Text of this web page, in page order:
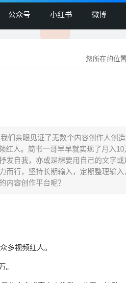
公众号 小红书 微博
您所在的位置
们亲眼见证了无数个内容创作人创
红人。简书一哥早早就实现了月入
发自我，亦或是想要用自己的文字
而行，坚持长期输入，定期整理输
内容创作平台呢？
多视频红人。
。